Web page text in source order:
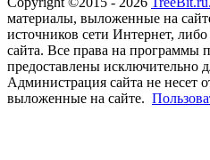
материалы, выложенные на
источников сети Интернет,
сайта. Все права на программы
предоставлены исключительно
Администрация сайта не несет
выложенные на сайте.